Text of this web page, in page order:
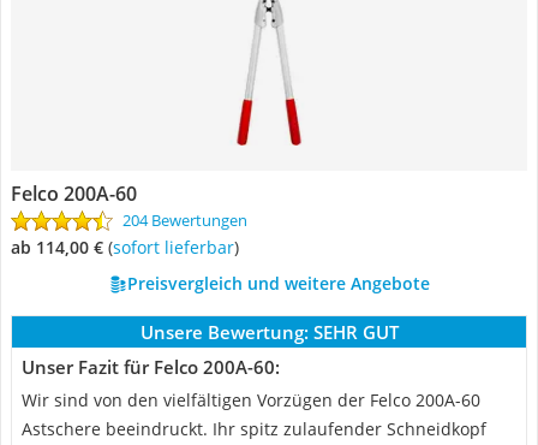
Felco 200A-60
204 Bewertungen
ab 114,00 € ( Sofort lieferbar)
Preisvergleich und weitere Angebote
Unsere Bewertung: SEHR GUT
Unser Fazit für Felco 200A-60:
Wir sind von den vielfältigen Vorzügen der Felco 200A-60
Astschere beeindruckt. Ihr spitz zulaufender Schneidkopf